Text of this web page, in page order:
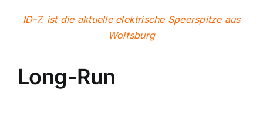
ID-7. ist die aktuelle elektrische Speerspitze aus
Wolfsburg
Long-Run